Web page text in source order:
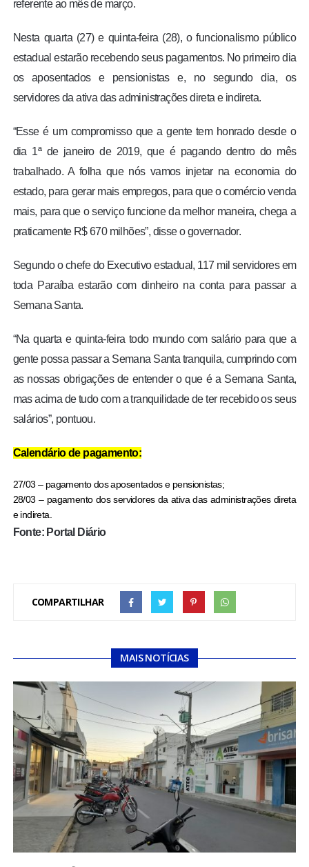
referente ao mês de março.
Nesta quarta (27) e quinta-feira (28), o funcionalismo público
estadual estarão recebendo seus pagamentos. No primeiro dia
os aposentados e pensionistas e, no segundo dia, os
servidores da ativa das administrações direta e indireta.
“Esse é um compromisso que a gente tem honrado desde o
dia 1ª de janeiro de 2019, que é pagando dentro do mês
trabalhado. A folha que nós vamos injetar na economia do
estado, para gerar mais empregos, para que o comércio venda
mais, para que o serviço funcione da melhor maneira, chega a
praticamente R$ 670 milhões”, disse o governador.
Segundo o chefe do Executivo estadual, 117 mil servidores em
toda Paraíba estarão com dinheiro na conta para passar a
Semana Santa.
“Na quarta e quinta-feira todo mundo com salário para que a
gente possa passar a Semana Santa tranquila, cumprindo com
as nossas obrigações de entender o que é a Semana Santa,
mas acima de tudo com a tranquilidade de ter recebido os seus
salários”, pontuou.
Calendário de pagamento:
27/03 – pagamento dos aposentados e pensionistas;
28/03 – pagamento dos servidores da ativa das administrações direta
e indireta.
Fonte: Portal Diário
COMPARTILHAR
MAIS NOTÍCIAS